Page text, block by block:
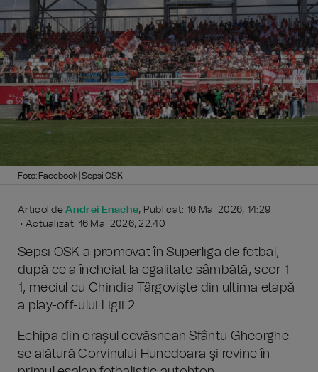
Foto: Facebook | Sepsi OSK
Articol deAndrei Enache, Publicat: 16 Mai 2026, 14:29
• Actualizat: 16 Mai 2026, 22:40
Sepsi OSK a promovat în Superliga de fotbal,
după ce a încheiat la egalitate sâmbătă, scor 1-
1, meciul cu Chindia Târgovişte din ultima etapă
a play-off-ului Ligii 2.
Echipa din orașul covăsnean Sfântu Gheorghe
se alătură Corvinului Hunedoara şi revine în